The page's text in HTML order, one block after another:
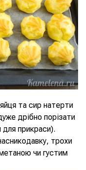
та сир натерти
дрібно порізати
для прикраси).
трохи
чи густим